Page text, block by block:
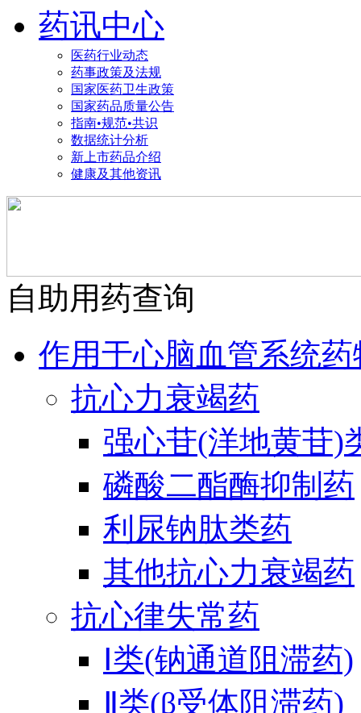
药讯中心
医药行业动态
药事政策及法规
国家医药卫生政策
国家药品质量公告
指南•规范•共识
数据统计分析
新上市药品介绍
健康及其他资讯
自助用药查询
作用于心脑血管系统药
抗心力衰竭药
强心苷(洋地黄苷)
磷酸二酯酶抑制药
利尿钠肽类药
其他抗心力衰竭药
抗心律失常药
Ⅰ类(钠通道阻滞药)
Ⅱ类(β受体阻滞药)